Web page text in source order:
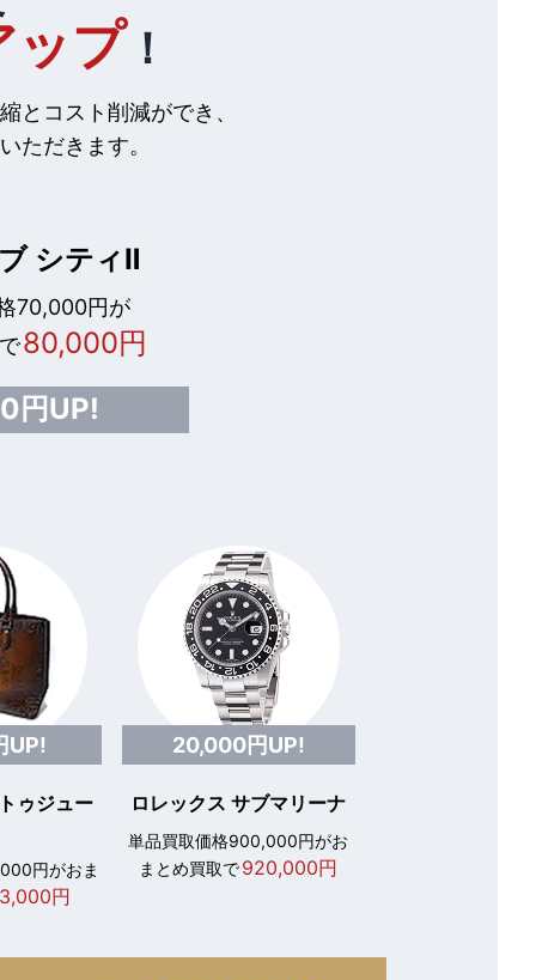
ップ ！
とコスト削減ができ、
ただきます。
シティⅡ
70,000円が
80,000円
円UP!
UP!
ゥジュー
円がおま
円
20,000円UP!
ロレックス サブマリーナ
単品買取価格900,000円がお
まとめ買取で920,000円